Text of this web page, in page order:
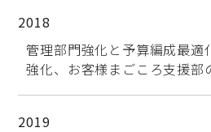
2018
管理部門強化と予算編成最適
強化、お客様まごころ支援部
2019